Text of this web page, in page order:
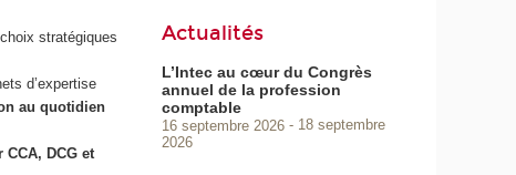
stratégiques
d’expertise
au quotidien
DCG et
Actualités
L’Intec au cœur du Congrès
annuel de la profession
comptable
16 septembre 2026
18 septembre
2026